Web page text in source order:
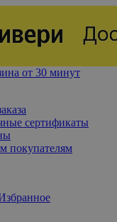
от 30 минут
сертификаты
покупателям